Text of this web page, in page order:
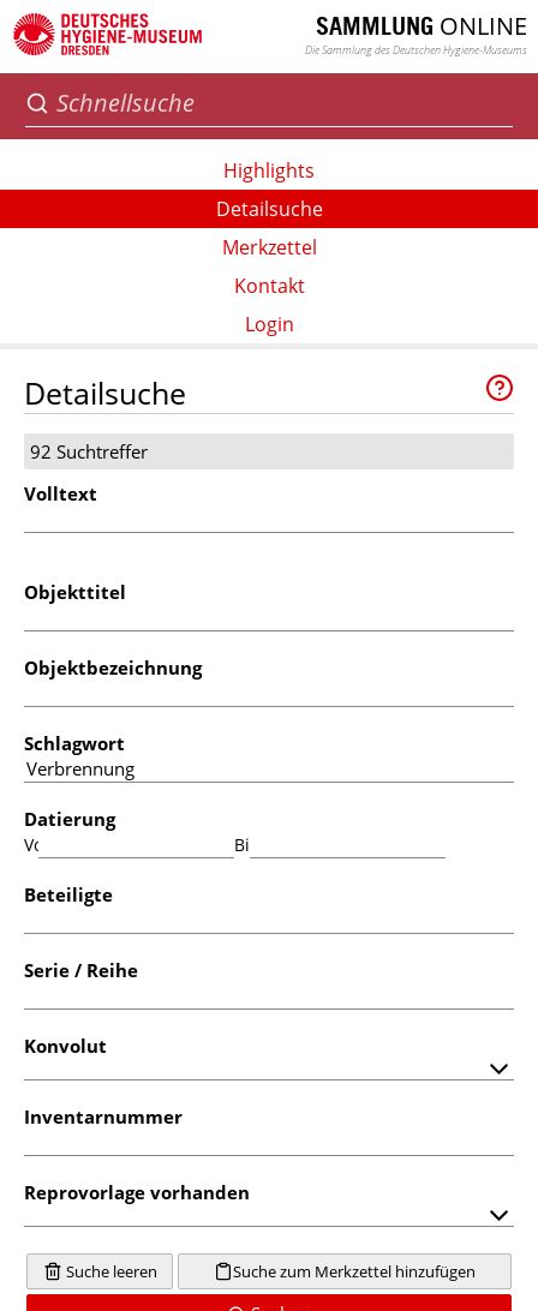
SAMMLUNG ONLINE
Die Sammlung des Deutschen Hygiene-Museums
Highlights
Detailsuche
Merkzettel
Kontakt
Login
Detailsuche
92 Suchtreffer
Volltext
Objekttitel
Objektbezeichnung
Schlagwort
Datierung
Von: Bis:
Beteiligte
Serie / Reihe
Konvolut
Inventarnummer
Reprovorlage vorhanden
Suche leeren Suche zum Merkzettel hinzufügen